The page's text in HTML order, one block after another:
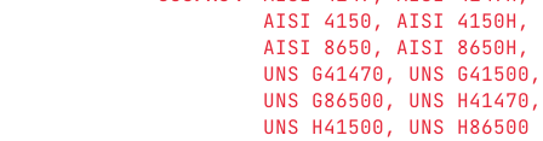
AISI 4150
AISI 4150H
AISI 8650
AISI 8650H
UNS G41470
UNS G41500
UNS G86500
UNS H41470
UNS H41500
UNS H86500